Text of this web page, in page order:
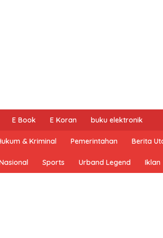
E Book E Koran buku elektronik
& Kriminal Pemerintahan Berita
Sports Urband Legend Iklan